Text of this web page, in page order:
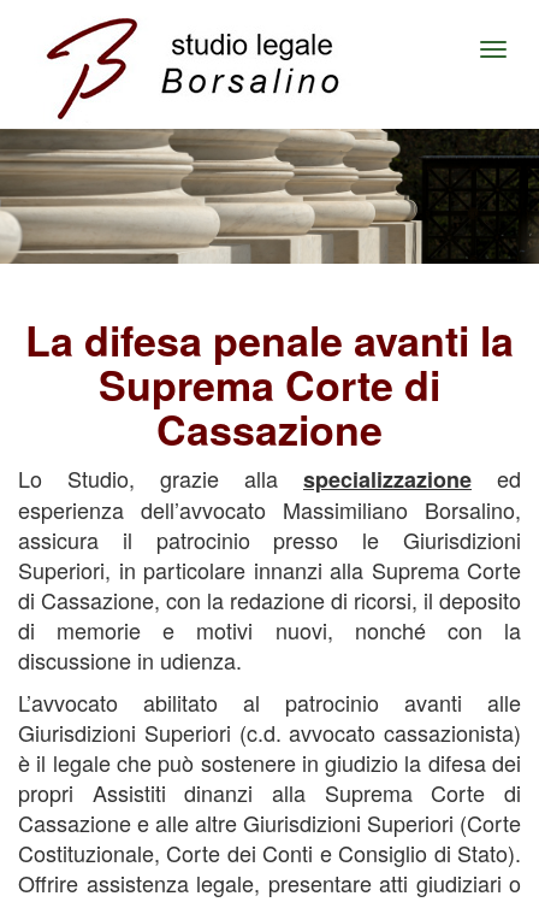
La difesa penale avanti la
Suprema Corte di
Cassazione
Lo Studio, grazie alla specializzazione ed
esperienza dell’avvocato Massimiliano Borsalino,
assicura il patrocinio presso le Giurisdizioni
Superiori, in particolare innanzi alla Suprema Corte
di Cassazione, con la redazione di ricorsi, il deposito
di memorie e motivi nuovi, nonché con la
discussione in udienza.
L’avvocato abilitato al patrocinio avanti alle
Giurisdizioni Superiori (c.d. avvocato cassazionista)
è il legale che può sostenere in giudizio la difesa dei
propri Assistiti dinanzi alla Suprema Corte di
Cassazione e alle altre Giurisdizioni Superiori (Corte
Costituzionale, Corte dei Conti e Consiglio di Stato).
Offrire assistenza legale, presentare atti giudiziari o